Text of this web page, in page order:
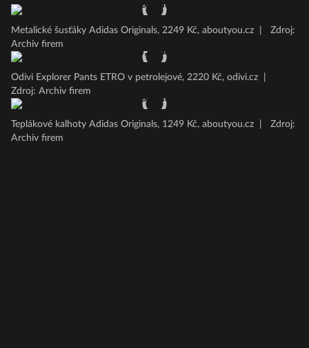
Metalické šusťáky Adidas Originals, 2249 Kč, aboutyou.cz
Zdroj:
Archiv firem
Odivi Explorer Pants ETRO v petrolejové, 2220 Kč, odivi.cz
Zdroj: Archiv firem
Teplákové kalhoty Adidas Originals, 1249 Kč, aboutyou.cz
Zdroj:
Archiv firem